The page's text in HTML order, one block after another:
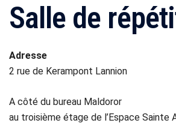
Salle de
Adresse
2 rue de Kerampont Lannion
A côté du bureau Maldoror
au troisième étage de l’Espace Sainte